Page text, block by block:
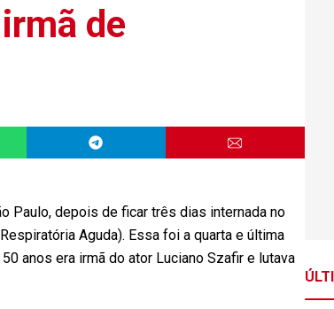
de
Paulo, depois de ficar três dias internada no
Aguda). Essa foi a quarta e última
anos era irmã do ator Luciano Szafir e lutava